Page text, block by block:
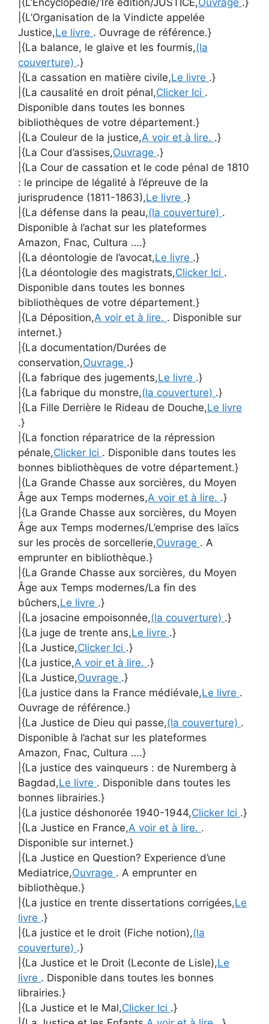
|{L’Organisation de la Vindicte appelée
Justice,Le livre . Ouvrage de référence.}
|{La balance, le glaive et les fourmis,(la
couverture) .}
|{La cassation en matière civile,Le livre .}
|{La causalité en droit pénal,Clicker Ici .
Disponible dans toutes les bonnes
bibliothèques de votre département.}
|{La Couleur de la justice,A voir et à lire. .}
|{La Cour d’assises,Ouvrage .}
|{La Cour de cassation et le code pénal de 1810
: le principe de légalité à l’épreuve de la
jurisprudence (1811-1863),Le livre .}
|{La défense dans la peau,(la couverture) .
Disponible à l’achat sur les plateformes
Amazon, Fnac, Cultura ….}
|{La déontologie de l’avocat,Le livre .}
|{La déontologie des magistrats,Clicker Ici .
Disponible dans toutes les bonnes
bibliothèques de votre département.}
|{La Déposition,A voir et à lire. . Disponible sur
internet.}
|{La documentation/Durées de
conservation,Ouvrage .}
|{La fabrique des jugements,Le livre .}
|{La fabrique du monstre,(la couverture) .}
|{La Fille Derrière le Rideau de Douche,Le livre
.}
|{La fonction réparatrice de la répression
pénale,Clicker Ici . Disponible dans toutes les
bonnes bibliothèques de votre département.}
|{La Grande Chasse aux sorcières, du Moyen
Âge aux Temps modernes,A voir et à lire. .}
|{La Grande Chasse aux sorcières, du Moyen
Âge aux Temps modernes/L’emprise des laïcs
sur les procès de sorcellerie,Ouvrage . A
emprunter en bibliothèque.}
|{La Grande Chasse aux sorcières, du Moyen
Âge aux Temps modernes/La fin des
bûchers,Le livre .}
|{La josacine empoisonnée,(la couverture) .}
|{La juge de trente ans,Le livre .}
|{La Justice,Clicker Ici .}
|{La justice,A voir et à lire. .}
|{La Justice,Ouvrage .}
|{La justice dans la France médiévale,Le livre .
Ouvrage de référence.}
|{La Justice de Dieu qui passe,(la couverture) .
Disponible à l’achat sur les plateformes
Amazon, Fnac, Cultura ….}
|{La justice des vainqueurs : de Nuremberg à
Bagdad,Le livre . Disponible dans toutes les
bonnes librairies.}
|{La justice déshonorée 1940-1944,Clicker Ici .}
|{La Justice en France,A voir et à lire. .
Disponible sur internet.}
|{La Justice en Question? Experience d’une
Mediatrice,Ouvrage . A emprunter en
bibliothèque.}
|{La justice en trente dissertations corrigées,Le
livre .}
|{La justice et le droit (Fiche notion),(la
couverture) .}
|{La Justice et le Droit (Leconte de Lisle),Le
livre . Disponible dans toutes les bonnes
librairies.}
|{La Justice et le Mal,Clicker Ici .}